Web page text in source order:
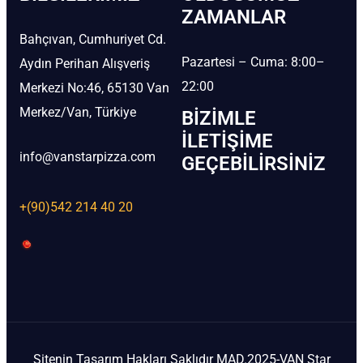
Bahçıvan, Cumhuriyet Cd.
Aydın Perihan Alışveriş
Merkezi No:46, 65130 Van
Merkez/Van, Türkiye
info@vanstarpizza.com
+(90)542 214 40 20
ZAMANLAR
Pazartesi – Cuma: 8:00–
22:00
BIZIMLE
İLETIŞIME
GEÇEBILIRSINIZ
Sitenin Tasarım Hakları Saklıdır MAD.2025-VAN Star